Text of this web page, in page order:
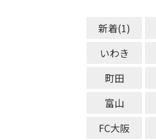
新着(1)
いわき
町田
富山
FC大阪